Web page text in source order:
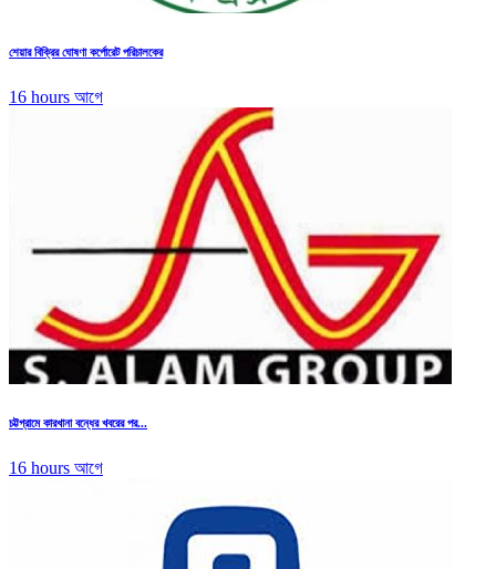
শেয়ার বিক্রির ঘোষণা কর্পোরেট পরিচালকের
16 hours আগে
চট্টগ্রামে কারখানা বন্ধের খবরের পর...
16 hours আগে